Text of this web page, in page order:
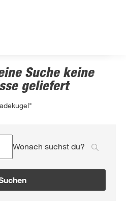
Suche keine
geliefert
Wonach suchst du?